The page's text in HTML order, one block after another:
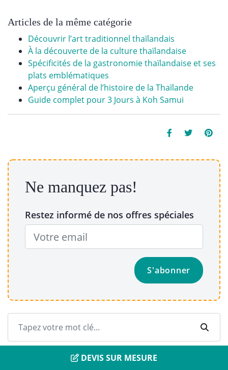
Articles de la même catégorie
Découvrir l’art traditionnel thaïlandais
À la découverte de la culture thaïlandaise
Spécificités de la gastronomie thaïlandaise et ses
plats emblématiques
Aperçu général de l’histoire de la Thaïlande
Guide complet pour 3 Jours à Koh Samui
Ne manquez pas!
Restez informé de nos offres spéciales
DEVIS SUR MESURE